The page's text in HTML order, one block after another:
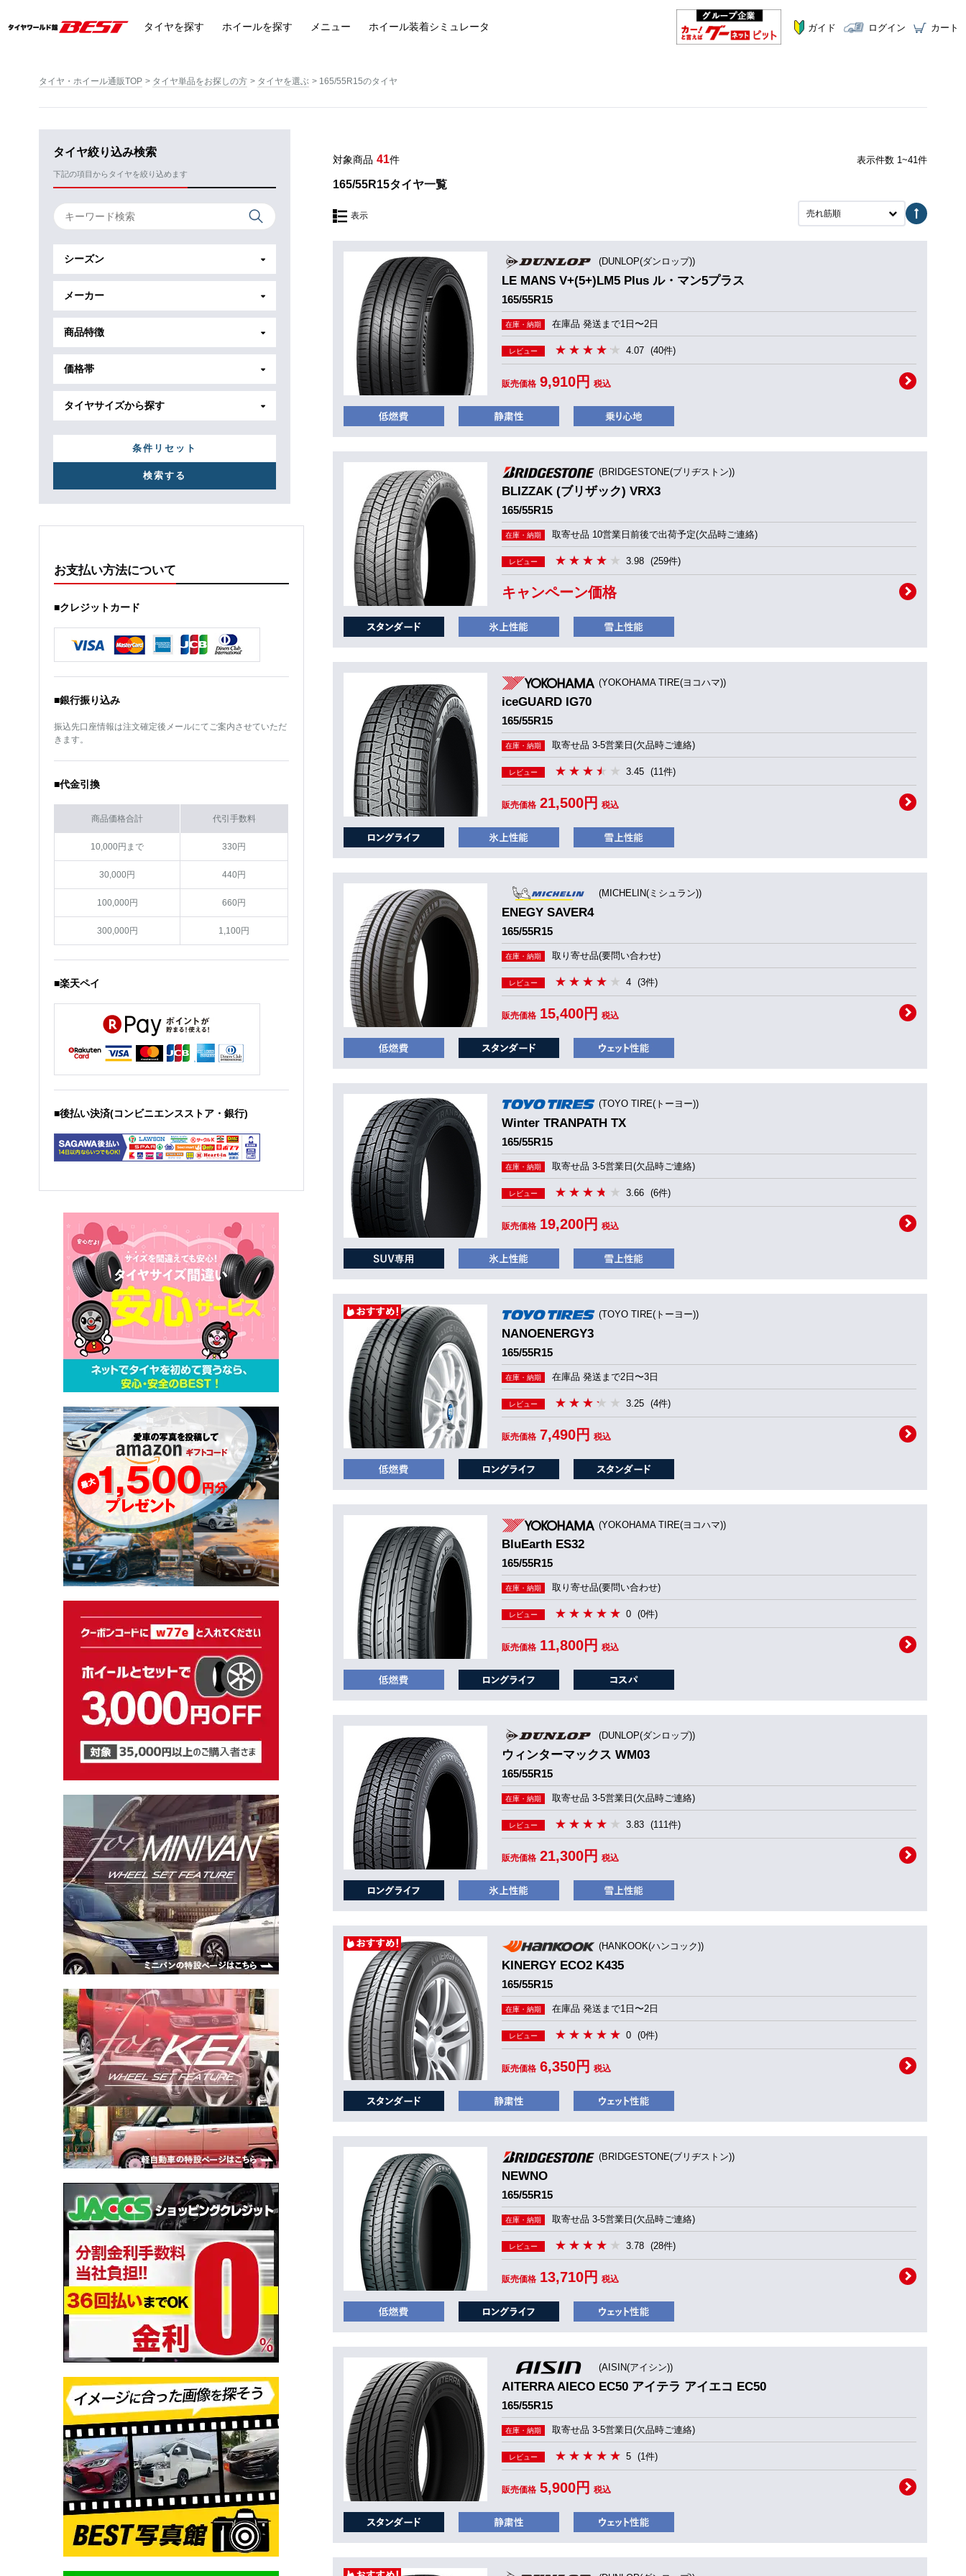
タイヤを探す ホイールを探す メニュー ホイール装着シミュレータ ガイド ログイン カート
タイヤ・ホイール通販TOP タイヤ単品をお探しの方 タイヤを選ぶ 165/55R15のタイヤ
タイヤ絞り込み検索
下記の項目からタイヤを絞り込めます
シーズン
メーカー
商品特徴
価格帯
タイヤサイズから探す
条件リセット
お支払い方法について
■クレジットカード
■銀行振り込み
振込先口座情報は注文確定後メールにてご案内させていただ
きます。
■代金引換
商品価格合計 代引手数料
10,000円まで 330円
30,000円 440円
100,000円 660円
300,000円 1,100円
■楽天ペイ
■後払い決済(コンビニエンスストア・銀行)
対象商品 41件 表示件数 1~41件
165/55R15タイヤ一覧
表示 売れ筋順
(DUNLOP(ダンロップ))
LE MANS V+(5+)LM5 Plus ル・マン5プラス
165/55R15
在庫・納期 在庫品 発送まで1日〜2日
レビュー 4.07 (40件)
販売価格 9,910円 税込
(BRIDGESTONE(ブリヂストン))
BLIZZAK (ブリザック) VRX3
165/55R15
在庫・納期 取寄せ品 10営業日前後で出荷予定(欠品時ご連絡)
レビュー 3.98 (259件)
キャンペーン価格
(YOKOHAMA TIRE(ヨコハマ))
iceGUARD IG70
165/55R15
在庫・納期 取寄せ品 3-5営業日(欠品時ご連絡)
レビュー 3.45 (11件)
販売価格 21,500円 税込
(MICHELIN(ミシュラン))
ENEGY SAVER4
165/55R15
在庫・納期 取り寄せ品(要問い合わせ)
レビュー 4 (3件)
販売価格 15,400円 税込
(TOYO TIRE(トーヨー))
Winter TRANPATH TX
165/55R15
在庫・納期 取寄せ品 3-5営業日(欠品時ご連絡)
レビュー 3.66 (6件)
販売価格 19,200円 税込
(TOYO TIRE(トーヨー))
NANOENERGY3
165/55R15
在庫・納期 在庫品 発送まで2日〜3日
レビュー 3.25 (4件)
販売価格 7,490円 税込
(YOKOHAMA TIRE(ヨコハマ))
BluEarth ES32
165/55R15
在庫・納期 取り寄せ品(要問い合わせ)
レビュー 0 (0件)
販売価格 11,800円 税込
(DUNLOP(ダンロップ))
ウィンターマックス WM03
165/55R15
在庫・納期 取寄せ品 3-5営業日(欠品時ご連絡)
レビュー 3.83 (111件)
販売価格 21,300円 税込
(HANKOOK(ハンコック))
KINERGY ECO2 K435
165/55R15
在庫・納期 在庫品 発送まで1日〜2日
レビュー 0 (0件)
販売価格 6,350円 税込
(BRIDGESTONE(ブリヂストン))
NEWNO
165/55R15
在庫・納期 取寄せ品 3-5営業日(欠品時ご連絡)
レビュー 3.78 (28件)
販売価格 13,710円 税込
(AISIN(アイシン))
AITERRA AIECO EC50 アイテラ アイエコ EC50
165/55R15
在庫・納期 取寄せ品 3-5営業日(欠品時ご連絡)
レビュー 5 (1件)
販売価格 5,900円 税込